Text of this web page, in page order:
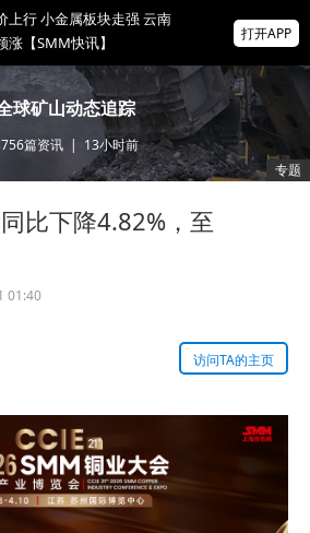
上行 小金属板块走强 云南
【SMM快讯】
势，美股盘前SK海力士跌
8%，金价升至近两月高位
行去年买黄金亏损19亿美
打开APP
球矿山动态追踪
篇资讯| 13小时前
专题
比下降4.82%，至
01:40
访问TA的主页